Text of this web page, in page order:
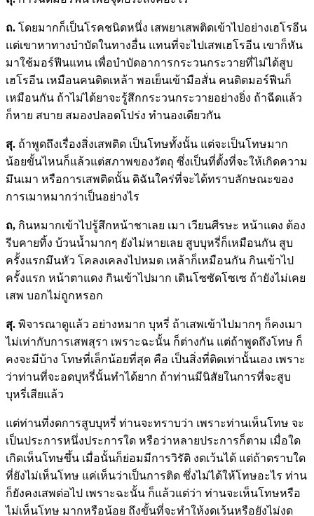
ถ. โดยมากก็เป็นโรคชนิดหนึ่ง เสพยาเสพติดเข้าไปอย่างเฮโรอีน
แต่เขาหาทางบำบัดในทางอื่น แทนที่จะไปเสพเฮโรอีน เขาก็หัน
มาใช้มอร์ฟีนแทน เพื่อบำบัดอาการกระวนกระวายที่ไม่ได้สูบ
เฮโรอีน เหมือนคนติดเหล้า พอเย็นเข้ามือสั่น คนติดมอร์ฟีนก็
เหมือนกัน ถ้าไม่ได้ยาจะรู้สึกกระวนกระวายอย่างยิ่ง ถ้าฉีดแล้ว
ก็หาย สบาย สมองปลอดโปร่ง ทำนองเดียวกัน
สุ. ถ้าพูดถึงเรื่องสิ่งเสพติด เป็นโทษทั้งนั้น แต่จะเป็นโทษมาก
น้อยขั้นไหนก็แล้วแต่สภาพของวัตถุ ซึ่งเป็นที่ตั้งที่จะให้เกิดความ
มึนเมา หรือการเสพติดนั้น ดิฉันใคร่ที่จะได้ทราบลักษณะของ
การเมาหมากว่าเป็นอย่างไร
ถ, กินหมากเข้าไปรู้สึกหน้าชาเลย เมา เวียนศีรษะ หน้าแดง ต้อง
รีบคายทิ้ง บ้วนน้ำมากๆ ยังไม่หายเลย สูบบุหรี่ก็เหมือนกัน สูบ
ครั้งแรกมึนหัว โคลงเคลงไปหมด เหล้าก็เหมือนกัน กินเข้าไป
ครั้งแรก หน้าตาแดง กินเข้าไปมาก เดินโซซัดโซเซ ถ้ายังไม่เคย
เสพ บอกไม่ถูกหรอก
สุ. พิจารณาดูแล้ว อย่างหมาก บุหรี่ ถ้าเสพเข้าไปมากๆ ก็คงเมา
ไม่เท่ากับการเสพสุรา เพราะฉะนั้น ก็ต่างกัน แต่ถ้าพูดถึงโทษ ก็
คงจะมีบ้าง โทษที่เล็กน้อยที่สุด คือ เป็นสิ่งที่ติดเท่านั้นเอง เพราะ
ว่าท่านที่จะอดบุหรี่นั้นทำได้ยาก ถ้าท่านมีนิสัยในการที่จะสูบ
บุหรี่เสียแล้ว
แต่ท่านที่งดการสูบบุหรี่ ท่านจะทราบว่า เพราะท่านเห็นโทษ จะ
เป็นประการหนึ่งประการใด หรือว่าหลายประการก็ตาม เมื่อใด
เกิดเห็นโทษขึ้น เมื่อนั้นก็ย่อมมีการวิรัติ งดเว้นได้ แต่ถ้าตราบใด
ที่ยังไม่เห็นโทษ แค่เห็นว่าเป็นการติด ซึ่งไม่ได้ให้โทษอะไร ท่าน
ก็ยังคงเสพต่อไป เพราะฉะนั้น ก็แล้วแต่ว่า ท่านจะเห็นโทษหรือ
ไม่เห็นโทษ มากหรือน้อย ถึงขั้นที่จะทำให้งดเว้นหรือยังไม่งด